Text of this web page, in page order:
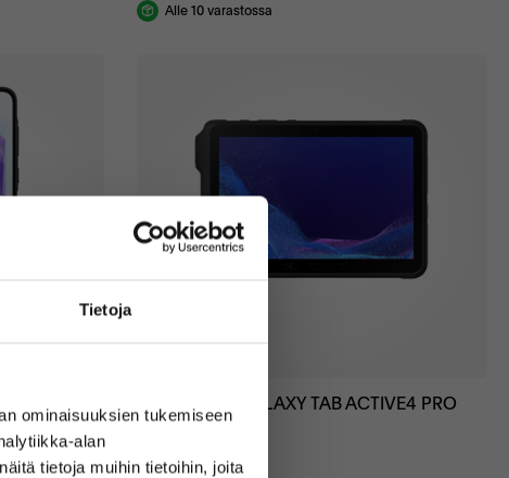
Tietoja
ominaisuuksien tukemiseen
alan
tietoja muihin tietoihin, joita
Alle 10 varastossa
SAMSUNG GALAXY TAB ACTIVE4 PRO
5G